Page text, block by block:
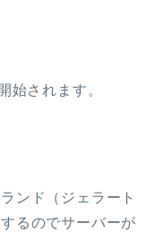
始されます。
ンド（ジェラート
るのでサーバーが